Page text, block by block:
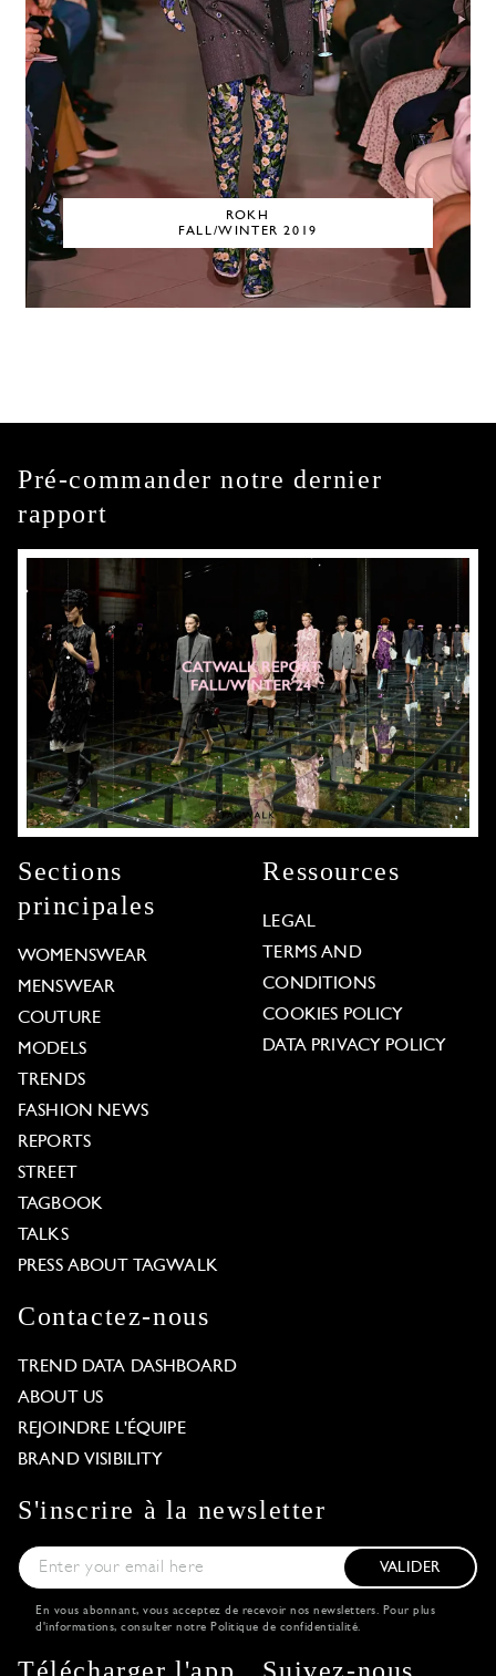
ROKH
FALL/WINTER 2019
Pré-commander notre dernier
rapport
Sections
principales
WOMENSWEAR
MENSWEAR
COUTURE
MODELS
TRENDS
FASHION NEWS
REPORTS
STREET
TAGBOOK
TALKS
PRESS ABOUT TAGWALK
Ressources
LEGAL
TERMS AND
CONDITIONS
COOKIES POLICY
DATA PRIVACY POLICY
Contactez-nous
TREND DATA DASHBOARD
ABOUT US
REJOINDRE L'ÉQUIPE
BRAND VISIBILITY
S'inscrire à la newsletter
VALIDER
En vous abonnant, vous acceptez de recevoir nos newsletters. Pour plus
d'informations, consulter notre Politique de confidentialité.
Télécharger l'app Suivez-nous
Our website uses cookies